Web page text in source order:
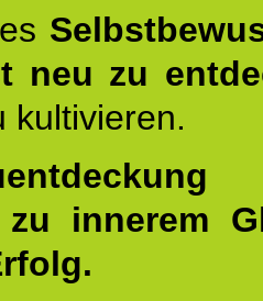
neu zu
kultivieren.
zu innerem